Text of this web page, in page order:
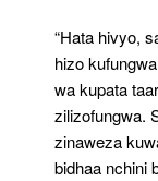
“Hata hivyo,
hizo
wa kupata
zilizofungwa.
zinaweza
bidhaa nchini